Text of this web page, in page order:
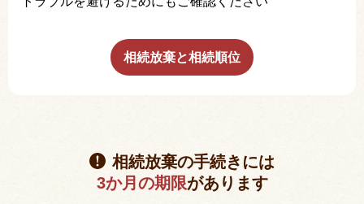
相続放棄と相続順位
相続放棄の手続きには
3か月の期限があります